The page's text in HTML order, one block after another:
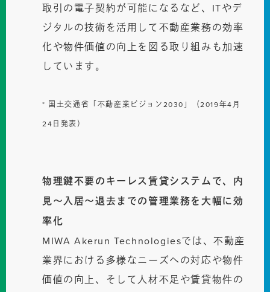
取引の電子契約が可能になるなど、ITやデ
ジタルの技術を活用して不動産業務の効率
化や物件価値の向上を図る取り組みも加速
しています。
* 国土交通省「不動産業ビジョン2030」（2019年4月
24日発表）
物理鍵不要のキーレス賃貸システムで、内
見〜入居〜退去までの管理業務を大幅に効
率化
MIWA Akerun Technologiesでは、不動産
業界における多様なニーズへの対応や物件
価値の向上、そして人材不足や賃貸物件の